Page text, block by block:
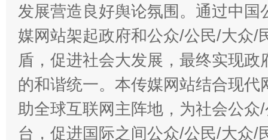
发展营造良好舆论氛围。通过中
媒网站架起政府和公众/公民/大众/
盾，促进社会大发展，最终实现
的和谐统一。本传媒网站结合现
助全球互联网主阵地，为社会公
台，促进国际之间公众/公民/大众/